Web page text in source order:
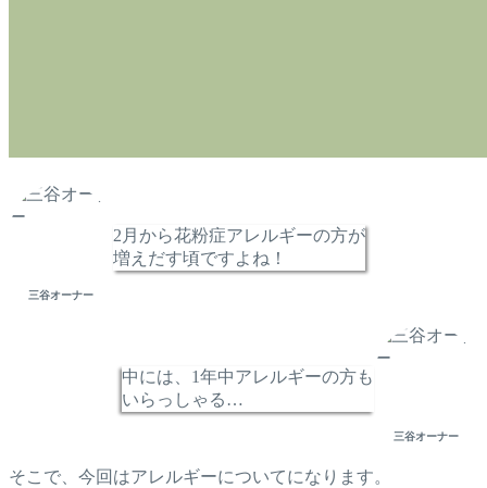
三谷オーナー
2月から花粉症アレルギーの方が
増えだす頃ですよね！
中には、1年中アレルギーの方も
いらっしゃる…
三谷オーナー
そこで、今回はアレルギーについてになります。